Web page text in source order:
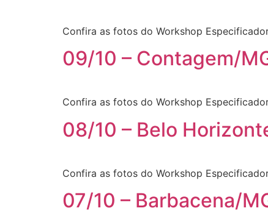
Confira as fotos do Workshop
09/10 – Contagem/
Confira as fotos do Workshop
08/10 – Belo
Confira as fotos do Workshop
07/10 – Barbacena/